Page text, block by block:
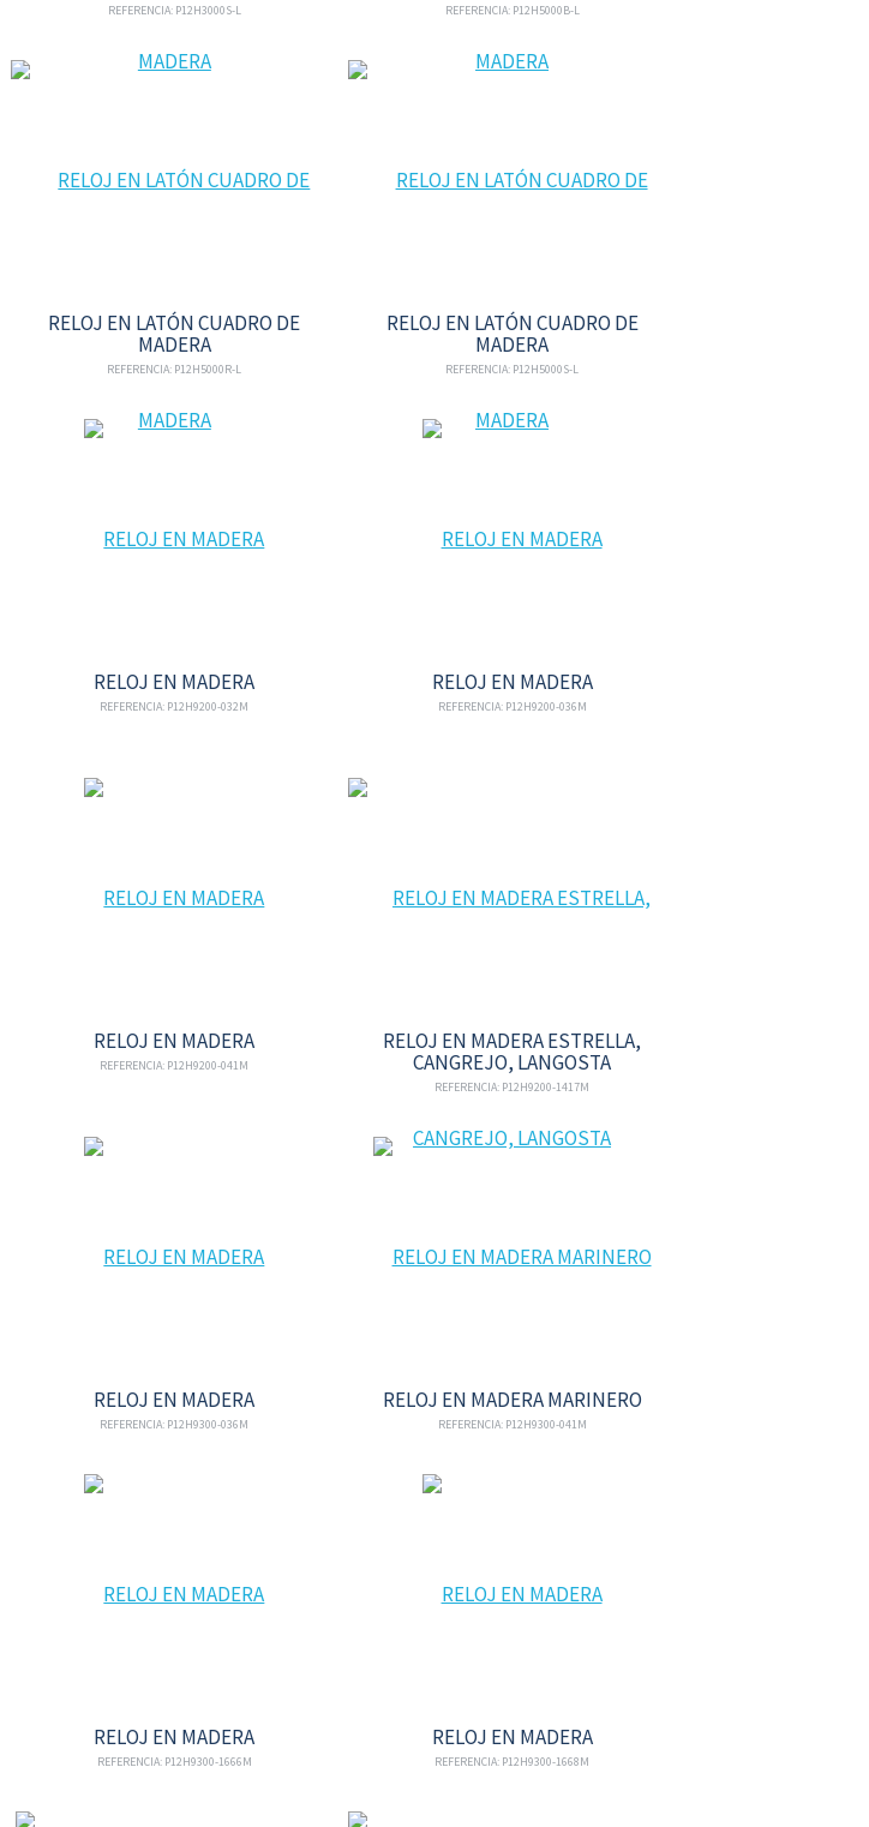
REFERENCIA: P12H3000S-L REFERENCIA: P12H5000B-L
RELOJ EN LATÓN CUADRO DE
MADERA
REFERENCIA: P12H5000R-L
RELOJ EN LATÓN CUADRO DE
MADERA
REFERENCIA: P12H5000S-L
RELOJ EN MADERA
REFERENCIA: P12H9200-032M
RELOJ EN MADERA
REFERENCIA: P12H9200-036M
RELOJ EN MADERA
REFERENCIA: P12H9200-041M
RELOJ EN MADERA ESTRELLA,
CANGREJO, LANGOSTA
REFERENCIA: P12H9200-1417M
RELOJ EN MADERA
REFERENCIA: P12H9300-036M
RELOJ EN MADERA MARINERO
REFERENCIA: P12H9300-041M
RELOJ EN MADERA
REFERENCIA: P12H9300-1666M
RELOJ EN MADERA
REFERENCIA: P12H9300-1668M